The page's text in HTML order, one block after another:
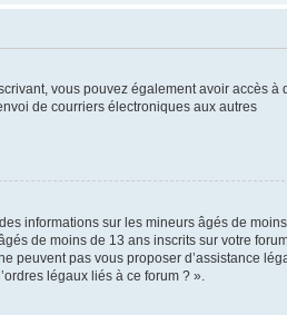
vous pouvez également avoir accès à
de courriers électroniques aux autres
informations sur les mineurs âgés de
de moins de 13 ans inscrits sur votre
peuvent pas vous proposer d’assistance
légaux liés à ce forum ? ».